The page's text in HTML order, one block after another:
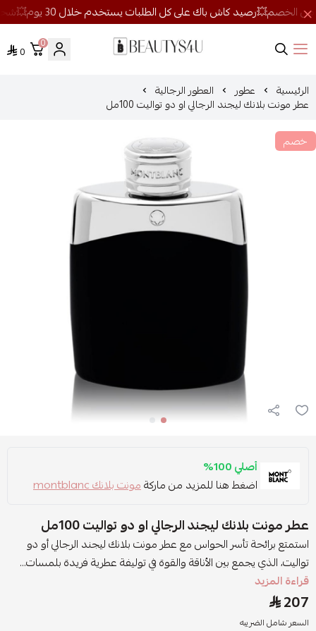
روائح الجمال
0
0
الرئيسية عطور العطور الرجالية
عطر مونت بلانك ليجند الرجالي او دو تواليت 100مل
خصم
أصلي 100%
اضغط هنا للمزيد من ماركةمونت بلانك montblanc
عطر مونت بلانك ليجند الرجالي او دو تواليت 100مل
استمتع برائحة تأسر الحواس مع عطر مونت بلانك ليجند الرجالي أو دو
تواليت، الذي يجمع بين الأناقة والقوة في توليفة عطرية فريدة بلمسات...
قراءة المزيد
207
السعر شامل الضريبه